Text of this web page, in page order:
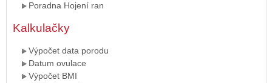
Poradna Hojení ran
Kalkulačky
Výpočet data porodu
Datum ovulace
Výpočet BMI